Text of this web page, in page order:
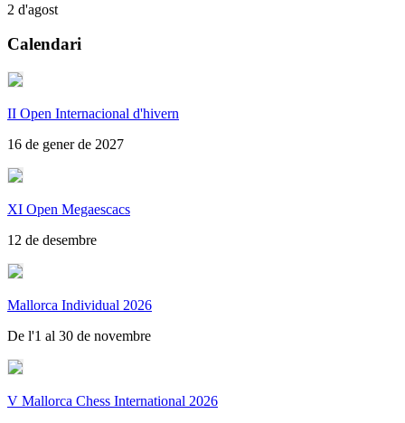
2 d'agost
Calendari
II Open Internacional d'hivern
16 de gener de 2027
XI Open Megaescacs
12 de desembre
Mallorca Individual 2026
De l'1 al 30 de novembre
V Mallorca Chess International 2026